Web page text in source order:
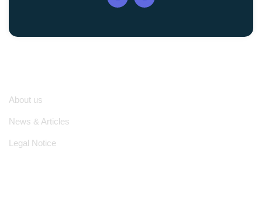
About us
News & Articles
Legal Notice